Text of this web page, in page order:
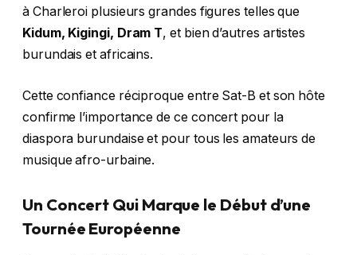
à Charleroi plusieurs grandes figures telles que
Kidum, Kigingi, Dram T, et bien d’autres artistes
burundais et africains.
Cette confiance réciproque entre Sat-B et son hôte
confirme l’importance de ce concert pour la
diaspora burundaise et pour tous les amateurs de
musique afro-urbaine.
Un Concert Qui Marque le Début d’une
Tournée Européenne